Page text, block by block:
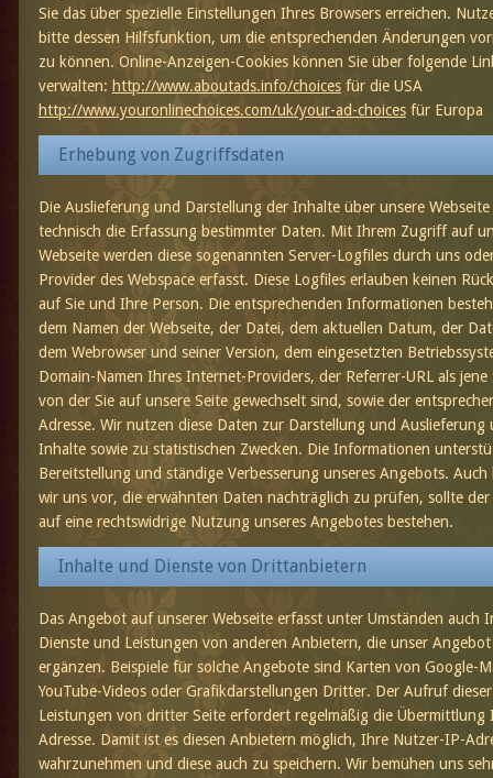
Sie das über spezielle Einstellungen Ihres Browsers erreichen.
bitte dessen Hilfsfunktion, um die entsprechenden Änderungen
zu können. Online-Anzeigen-Cookies können Sie über folgende
verwalten: http://www.aboutads.info/choicesfür die USA
http://www.youronlinechoices.com/uk/your-ad-choicesfür Europa
Erhebung von Zugriffsdaten
Die Auslieferung und Darstellung der Inhalte über unsere
technisch die Erfassung bestimmter Daten. Mit Ihrem Zugriff auf
Webseite werden diese sogenannten Server-Logfiles durch uns
Provider des Webspace erfasst. Diese Logfiles erlauben keinen
auf Sie und Ihre Person. Die entsprechenden Informationen
dem Namen der Webseite, der Datei, dem aktuellen Datum, der
dem Webrowser und seiner Version, dem eingesetzten
Domain-Namen Ihres Internet-Providers, der Referrer-URL als jene
von der Sie auf unsere Seite gewechselt sind, sowie der
Adresse. Wir nutzen diese Daten zur Darstellung und Auslieferung
Inhalte sowie zu statistischen Zwecken. Die Informationen
Bereitstellung und ständige Verbesserung unseres Angebots. Auch
wir uns vor, die erwähnten Daten nachträglich zu prüfen, sollte der
auf eine rechtswidrige Nutzung unseres Angebotes bestehen.
Inhalte und Dienste von Drittanbietern
Das Angebot auf unserer Webseite erfasst unter Umständen auch
Dienste und Leistungen von anderen Anbietern, die unser Angebot
ergänzen. Beispiele für solche Angebote sind Karten von Google-
YouTube-Videos oder Grafikdarstellungen Dritter. Der Aufruf dieser
Leistungen von dritter Seite erfordert regelmäßig die Übermittlung
Adresse. Damit ist es diesen Anbietern möglich, Ihre Nutzer-IP-
wahrzunehmen und diese auch zu speichern. Wir bemühen uns